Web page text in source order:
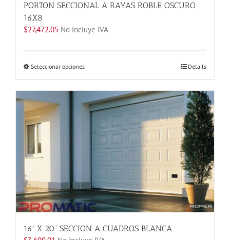
PORTON SECCIONAL A RAYAS ROBLE OSCURO
16X8
$27,472.05 No incluye IVA
Seleccionar opcionesEste
tiene
múltiples
variantes.
opciones
elegir
en
la
página
de
producto
Details
16′ X 20” SECCION A CUADROS BLANCA